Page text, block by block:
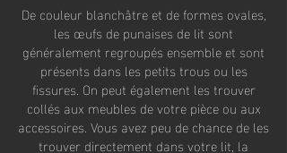
De couleur blanchâtre et de formes ovales,
les œufs de punaises de lit sont
généralement regroupés ensemble et sont
présents dans les petits trous ou les
fissures. On peut également les trouver
collés aux meubles de votre pièce ou aux
accessoires. Vous avez peu de chance de les
trouver directement dans votre lit, la